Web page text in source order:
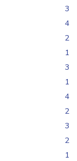
3
4
2
1
3
1
4
2
3
2
1